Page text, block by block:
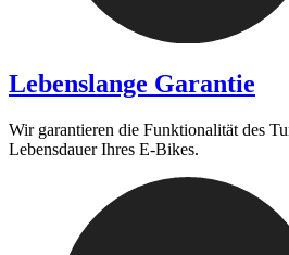
Lebenslange Garantie
Wir garantieren die Funktionalität des
Lebensdauer Ihres E-Bikes.